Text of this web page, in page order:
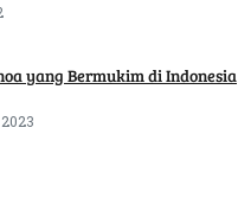
yang Bermukim di Indonesia